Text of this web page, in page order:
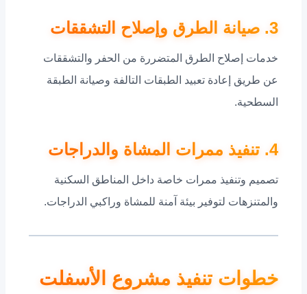
3. صيانة الطرق وإصلاح التشققات
خدمات إصلاح الطرق المتضررة من الحفر والتشققات
عن طريق إعادة تعبيد الطبقات التالفة وصيانة الطبقة
السطحية.
4. تنفيذ ممرات المشاة والدراجات
تصميم وتنفيذ ممرات خاصة داخل المناطق السكنية
والمتنزهات لتوفير بيئة آمنة للمشاة وراكبي الدراجات.
خطوات تنفيذ مشروع الأسفلت